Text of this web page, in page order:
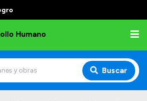
Humano
Buscar